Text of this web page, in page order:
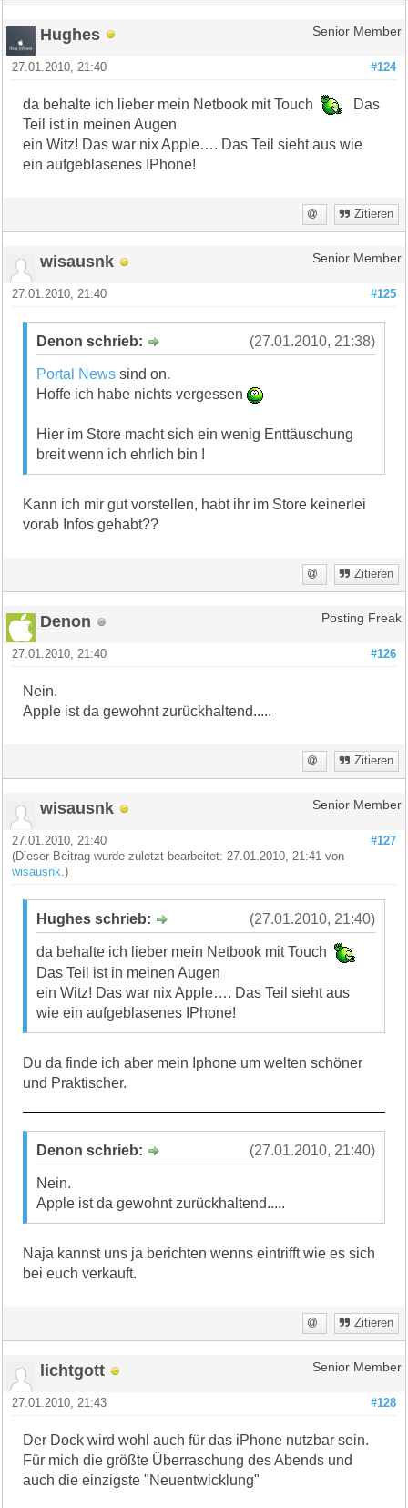
Hughes Senior Member
#124
27.01.2010, 21:40
da behalte ich lieber mein Netbook mit Touch
Das
Teil ist in meinen Augen
ein Witz! Das war nix Apple…. Das Teil sieht aus wie
ein aufgeblasenes IPhone!
Zitieren
wisausnk Senior Member
#125
27.01.2010, 21:40
(27.01.2010, 21:38)
Denon schrieb:
Portal Newssind on.
Hoffe ich habe nichts vergessen
Hier im Store macht sich ein wenig Enttäuschung
breit wenn ich ehrlich bin !
Kann ich mir gut vorstellen, habt ihr im Store keinerlei
vorab Infos gehabt??
Zitieren
Denon Posting Freak
#126
27.01.2010, 21:40
Nein.
Apple ist da gewohnt zurückhaltend.....
Zitieren
wisausnk Senior Member
#127
27.01.2010, 21:40
(Dieser Beitrag wurde zuletzt bearbeitet: 27.01.2010, 21:41 von
wisausnk.)
(27.01.2010, 21:40)
Hughes schrieb:
da behalte ich lieber mein Netbook mit Touch
Das Teil ist in meinen Augen
ein Witz! Das war nix Apple…. Das Teil sieht aus
wie ein aufgeblasenes IPhone!
Du da finde ich aber mein Iphone um welten schöner
und Praktischer.
(27.01.2010, 21:40)
Denon schrieb:
Nein.
Apple ist da gewohnt zurückhaltend.....
Naja kannst uns ja berichten wenns eintrifft wie es sich
bei euch verkauft.
Zitieren
lichtgott Senior Member
#128
27.01.2010, 21:43
Der Dock wird wohl auch für das iPhone nutzbar sein.
Für mich die größte Überraschung des Abends und
auch die einzigste "Neuentwicklung"